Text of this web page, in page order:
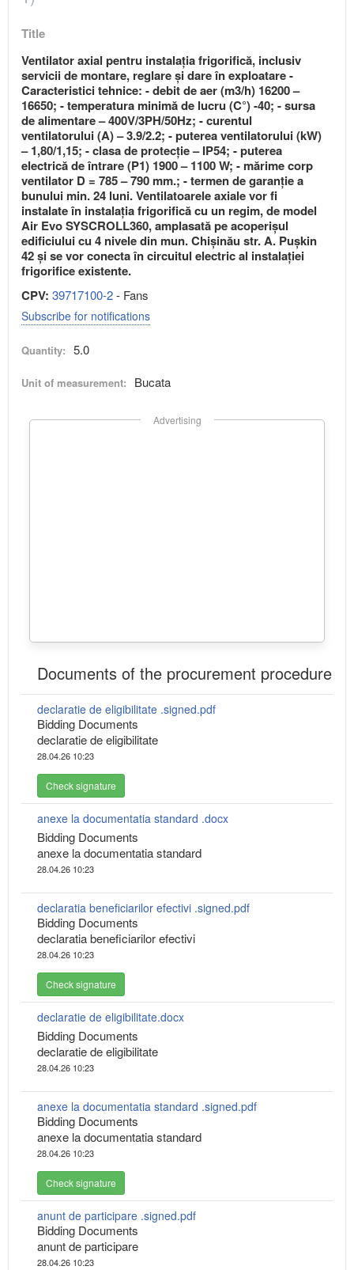
Title
Ventilator axial pentru instalația frigorifică, inclusiv
servicii de montare, reglare și dare în exploatare -
Caracteristici tehnice: - debit de aer (m3/h) 16200 –
16650; - temperatura minimă de lucru (C°) -40; - sursa
de alimentare – 400V/3PH/50Hz; - curentul
ventilatorului (A) – 3.9/2.2; - puterea ventilatorului (kW)
– 1,80/1,15; - clasa de protecție – IP54; - puterea
electrică de întrare (P1) 1900 – 1100 W; - mărime corp
ventilator D = 785 – 790 mm.; - termen de garanție a
bunului min. 24 luni. Ventilatoarele axiale vor fi
instalate în instalația frigorifică cu un regim, de model
Air Evo SYSCROLL360, amplasată pe acoperișul
edificiului cu 4 nivele din mun. Chișinău str. A. Pușkin
42 și se vor conecta în circuitul electric al instalației
frigorifice existente.
CPV: 39717100-2- Fans
Subscribe for notifications
Quantity: 5.0
Unit of measurement: Bucata
Advertising
Documents of the procurement procedure
declaratie de eligibilitate .signed.pdf
Bidding Documents
declaratie de eligibilitate
28.04.26 10:23
Check signature
anexe la documentatia standard .docx
Bidding Documents
anexe la documentatia standard
28.04.26 10:23
declaratia beneficiarilor efectivi .signed.pdf
Bidding Documents
declaratia beneficiarilor efectivi
28.04.26 10:23
Check signature
declaratie de eligibilitate.docx
Bidding Documents
declaratie de eligibilitate
28.04.26 10:23
anexe la documentatia standard .signed.pdf
Bidding Documents
anexe la documentatia standard
28.04.26 10:23
Check signature
anunt de participare .signed.pdf
Bidding Documents
anunt de participare
28.04.26 10:23